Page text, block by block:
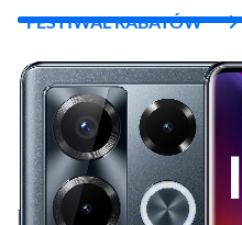
FESTIWAL RABATÓW